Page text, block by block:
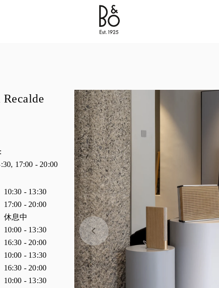
Bang & Olufsen - Exist to Create
, 17:00 - 20:00
间
10:30 - 13:30
17:00 - 20:00
休息中
10:00 - 13:30
16:30 - 20:00
10:00 - 13:30
16:30 - 20:00
10:00 - 13:30